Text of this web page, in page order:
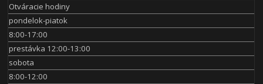
Otváracie hodiny
pondelok-piatok
8:00-17:00
prestávka 12:00-13:00
sobota
8:00-12:00